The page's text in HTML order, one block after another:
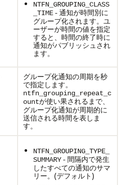
NTFN_GROUPING_CLASS
_TIME - 通知が時間別に
グループ化されます。ユ
ーザーが時間の値を指定
すると、時間の終了時に
通知がパブリッシュされ
ます。
グループ化通知の周期を秒
で指定します。
ntfn_grouping_repeat_c
ountが使い果されるまで、
グループ化通知が周期的に
送信される時間を表しま
す。
NTFN_GROUPING_TYPE_
SUMMARY - 間隔内で発生
したすべての通知のサマ
リー。(デフォルト)